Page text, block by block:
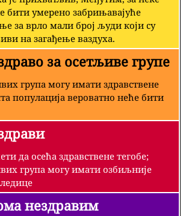
бити умерено забрињавајуће
за врло мали број људи који су
на загађење ваздуха.
за осетљиве групе
група могу имати здравствене
популација вероватно неће бити
да осећа здравствене тегобе;
група могу имати озбиљније
нездравим